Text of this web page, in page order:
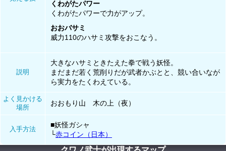
くわがたパワー
くわがたパワーで力がアップ。
おおバサミ
威力110のハサミ攻撃をおこなう。
説明
大きなハサミときたえた拳で戦う妖怪。
まだまだ若く荒削りだが武者かぶとと、競い合いなが
ら実力をたくわえている。
よく見かける
場所
おおもり山 木の上（夜）
入手方法
■妖怪ガシャ
└赤コイン（日本）